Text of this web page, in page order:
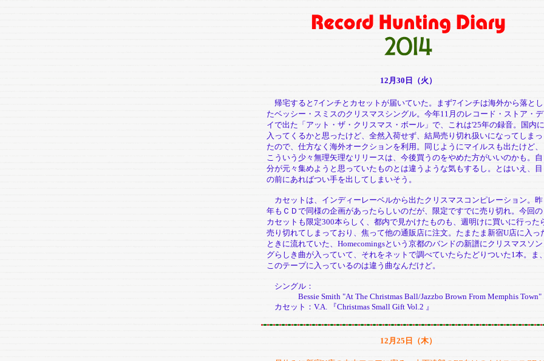
12月30日（火）
帰宅すると7インチとカセットが届いていた。まず7インチは海外から落とし
たベッシー・スミスのクリスマスシングル。今年11月のレコード・ストア・デ
イで出た「アット・ザ・クリスマス・ボール」で、これは'25年の録音。国内に
入ってくるかと思ったけど、全然入荷せず、結局売り切れ扱いになってしまっ
たので、仕方なく海外オークションを利用。同じようにマイルスも出たけど、
こういう少々無理矢理なリリースは、今後買うのをやめた方がいいのかも。自
分が元々集めようと思っていたものとは違うような気もするし。とはいえ、目
の前にあればつい手を出してしまいそう。
カセットは、インディーレーベルから出たクリスマスコンピレーション。昨
年もＣＤで同様の企画があったらしいのだが、限定ですでに売り切れ。今回の
カセットも限定300本らしく、都内で見かけたものも、週明けに買いに行った
売り切れてしまっており、焦って他の通販店に注文。たまたま新宿U店に入っ
ときに流れていた、Homecomingsという京都のバンドの新譜にクリスマスソン
グらしき曲が入っていて、それをネットで調べていたらたどりついた1本。ま
このテープに入っているのは違う曲なんだけど。
シングル：
Bessie Smith "At The Christmas Ball/Jazzbo Brown From Memphis Town"
カセット：V.A. 『Christmas Small Gift Vol.2 』
12月25日（木）